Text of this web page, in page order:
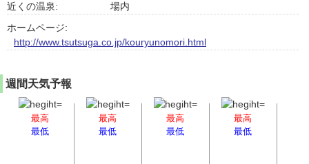
近くの温泉:
場内
ホームページ:
http://www.tsutsuga.co.jp/kouryunomori.html
週間天気予報
最高
最低
最高
最低
最高
最低
最高
最低